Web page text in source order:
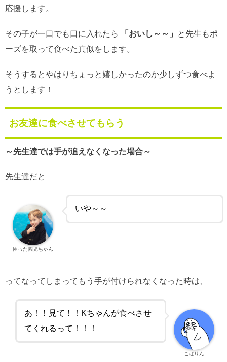
応援します。
その子が一口でも口に入れたら 「おいし～～」
と先生もポ
ーズを取って食べた真似をします。
そうするとやはりちょっと嬉しかったのか少しずつ食べよ
うとします！
お友達に食べさせてもらう
～先生達では手が追えなくなった場合～
先生達だと
いや～～
困った園児ちゃん
ってなってしまってもう手が付けられなくなった時は、
あ！！見て！！Kちゃんが食べさせ
てくれるって！！！
こばりん